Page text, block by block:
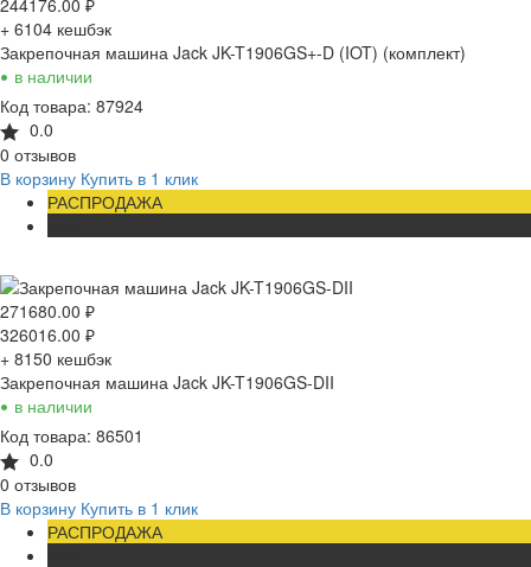
+ 6104 кешбэк
Закрепочная машина Jack JK-T1906GS+-D (IOT) (комплект)
• в наличии
Код товара: 87924
0.0
0 отзывов
В корзину Купить в 1 клик
РАСПРОДАЖА
271680.00 ₽
326016.00 ₽
+ 8150 кешбэк
Закрепочная машина Jack JK-T1906GS-DII
• в наличии
Код товара: 86501
0.0
0 отзывов
В корзину Купить в 1 клик
РАСПРОДАЖА